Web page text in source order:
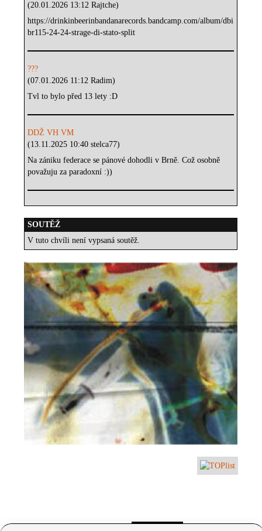
(20.01.2026 13:12 Rajtche)
https://drinkinbeerinbandanarecords.bandcamp.com/album/dbi
br115-24-24-strage-di-stato-split
???
(07.01.2026 11:12 Radim)
Tvl to bylo před 13 lety :D
DDŽ VH VM
(13.11.2025 10:40 stelca77)
Na zániku federace se pánové dohodli v Brně. Což osobně
považuju za paradoxní :))
SOUTĚŽ
V tuto chvíli není vypsaná soutěž.